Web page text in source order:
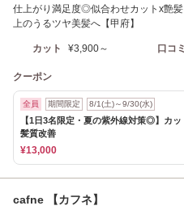
仕上がり満足度◎似合わせカットx艶
上のうるツヤ美髪へ【甲府】
カット ¥3,900～ 口コミ
クーポン
全員 期間限定 8/1(土)～9/30(水)
【1日3名限定・夏の紫外線対策◎】カ
髪質改善
¥13,000
cafne 【カフネ】